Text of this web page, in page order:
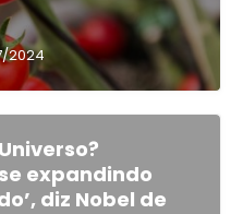
2024
expandindo
diz Nobel de